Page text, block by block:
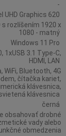
-
UHD Graphics 620
s rozlíšením 1920 x
1080 - matný
Windows 11 Pro
1xUSB 3.1 Type-C,
HDMI, LAN
WiFi, Bluetooth, 4G
čítačka kariet,
klávesnica,
klávesnica
černá
obsahovať drobné
vady alebo
obmedzenia